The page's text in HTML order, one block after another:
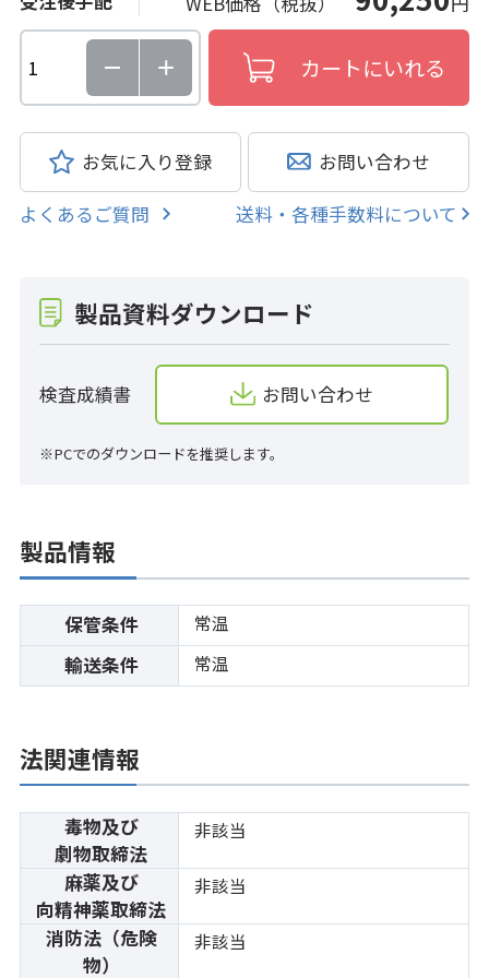
お気に入り登録 お問い合わせ
よくあるご質問 送料・各種手数料について
製品資料ダウンロード
検査成績書 お問い合わせ
※PCでのダウンロードを推奨します。
製品情報
保管条件 常温
輸送条件 常温
法関連情報
毒物及び
劇物取締法
非該当
麻薬及び
向精神薬取締法
非該当
消防法（危険
物）
非該当